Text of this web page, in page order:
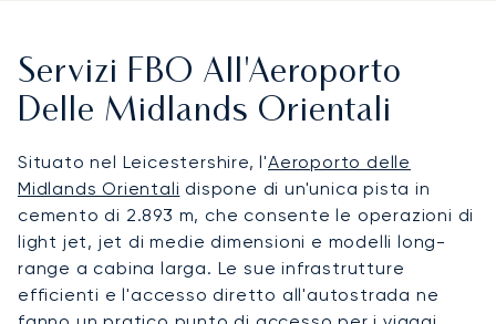
Servizi FBO All'Aeroporto
Delle Midlands Orientali
Situato nel Leicestershire, l'Aeroporto delle
Midlands Orientali dispone di un'unica pista in
cemento di 2.893 m, che consente le operazioni di
light jet, jet di medie dimensioni e modelli long-
range a cabina larga. Le sue infrastrutture
efficienti e l'accesso diretto all'autostrada ne